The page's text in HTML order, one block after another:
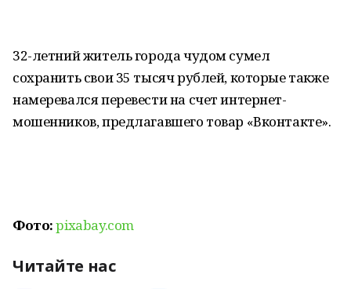
32-летний житель города чудом сумел
сохранить свои 35 тысяч рублей, которые также
намеревался перевести на счет интернет-
мошенников, предлагавшего товар «Вконтакте».
Фото:pixabay.com
Читайте нас